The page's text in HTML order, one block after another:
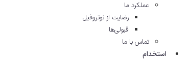
عملکرد ما
رضایت از نوتروفیل
قبولی‌ها
تماس با ما
استخدام